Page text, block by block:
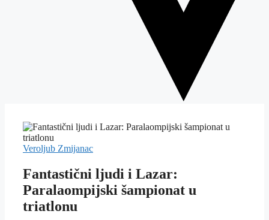
Veroljub Zmijanac
Fantastični ljudi i Lazar:
Paralaompijski šampionat u
triatlonu